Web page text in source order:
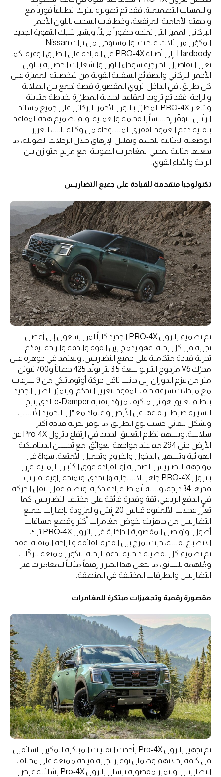
واللمسات التصميمية. فقد تم تطويره ليترك انطباعاً فورياً مع
واجهته الأمامية المرتفعة، وخطافات السحب باللون الأحمر
البركاني المميز التي تمنحه حضوراً جريئاً. ويشير شبك التهوية الجديد
المكوّن من ثلاث فتحات، والمستوحى من تراث Nissan
Hardbody، إلى أصالة PRO-4X في القيادة على الطرق الوعرة. كما
تعزز التفاصيل الخارجية سوداء اللون والشعارات الحصرية باللون
الأحمر البركاني والصفائح السفلية القوية من شخصيته المميزة على
كل طريق. في الداخل، تروي المقصورة قصة تجمع بين الصلابة
والراحة. فقد تم تزويد المقاعد الجلدية المطرّزة بخياطة متباينة
وشعار PRO-4X المطرّز باللون الأحمر البركاني على جميع مساند
الرأس، لتوفّر إحساساً بالفخامة والعملية. وتم تصميم هذه المقاعد
بتقنية دعم العمود الفقري المستوحاة من وكالة ناسا، لتعزيز
الوضعية المثالية للجسم وتقليل الإرهاق خلال الرحلات الطويلة، ما
يجعلها مثالية لمحبي المغامرات الطويلة، مع مزيج متوازن بين
الراحة والأداء القوي.
تكنولوجيا متقدمة للقيادة على جميع التضاريس
تم تصميم باترول PRO-4X الجديد كلياً لمن يسعون إلى أفضل
تجربة في كل رحلة، فهو يدمج بين القوة والدقة والراحة ليقدّم
تجربة قيادة متكاملة على جميع التضاريس. ويعتمد في جوهره على
محرّك V6 مزدوج التيربو سعة 3.5 لتر يولّد 425 حصاناً و700 نيوتن
متر من عزم الدوران، إلى جانب ناقل حركة أوتوماتيكي من 9 سرعات
مع مبدلات سرعة خلف المقود لتعزيز التحكم. ويتميّز الطراز الجديد
بنظام تعليق هوائي متكيف مزوّد بتقنية e-Damper الذي يتيح
للسيارة ضبط ارتفاعها عن الأرض واعتماد معدّل التخميد الأنسب
وبشكل تلقائي حسب نوع الطريق، ما يوفر تجربة قيادة أكثر
سلاسة. ويسهم نظام التعليق الجديد في ارتفاع باترول Pro-4X عن
الأرض حتى 294 مم عند مواجهة العوائق، مع تحسين الديناميكية
الهوائية وتسهيل الدخول والخروج وتحميل الأمتعة. سواءً في
مواجهة التضاريس الصخرية أو القيادة فوق الكثبان الرملية، فإن
باترول PRO-4X جاهز للاستجابة والتحدي. وتمنحه زاوية اقتراب
قدرها 34 درجة، وستة أنماط قيادة ذكية، ونظام قفل لنقل الحركة
في الدفع الرباعي، ثقة وقدرة فائقة على مختلف التضاريس. كما
تعزّز عجلات الألمنيوم قياس 20 إنش والمزودة بإطارات لجميع
التضاريس من جاهزيته لخوض مغامرات أكثر وقطع مسافات
أطول. وتواصل المقصورة الداخلية في باترول PRO-4X ترك
الانطباع نفسه، حيث تمزج بين القدرة الفائقة والراحة المتقنة. فقد
تم تصميم كل تفصيلة داخلية لدعم الرحلة، لتكون ممتعة للركّاب
ومُلهمة للسائق، ما يجعل هذا الطراز رفيقاً مثالياً للمغامرات عبر
التضاريس والطرقات المختلفة في المنطقة.
مقصورة رقمية وتجهيزات مبتكرة للمغامرات
تم تجهيز باترول Pro-4X بأحدث التقنيات المبتكرة لتمكين السائقين
في كافة رحلاتهم وضمان توفير تجربة قيادة ممتعة على مختلف
التضاريس. وتتميز مقصورة نيسان باترول Pro-4X بشاشة عرض